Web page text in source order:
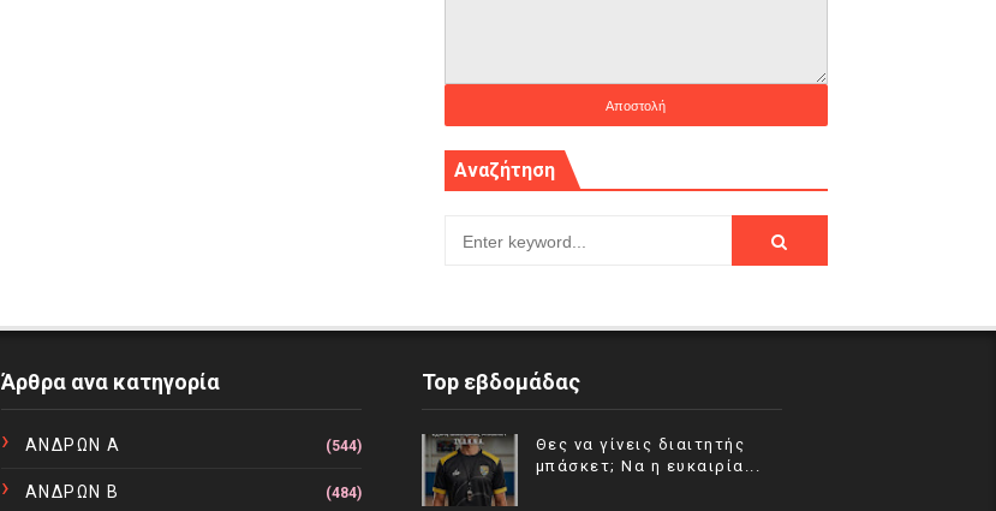
Αναζήτηση
Άρθρα ανα κατηγορία
ΑΝΔΡΩΝ Α (544)
ΑΝΔΡΩΝ Β (484)
Top εβδομάδας
Θες να γίνεις διαιτητής
μπάσκετ; Να η ευκαιρία...